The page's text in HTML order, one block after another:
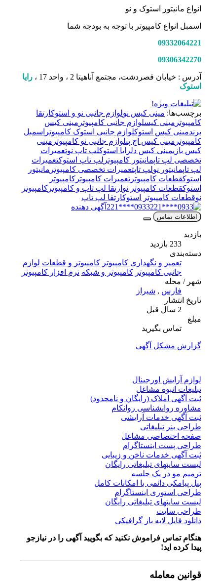
انواع مانیتور استوک و نو
اسمبل انواع کامپیوتر با توجه به بودجه شما
09332064221
09306342270
آدرس : خیابان قصردشت، مجتمع آناهیتا 2 ، واحد 17 ،
رایا
استوک
برچسب‌ها:مینی کیس نولوازم جانبی نو و استوک ارتقا
کامپیوترمینی کیس لوازم جانبی کامپیوترمینی کیس
مینی کیس استوک لوازم جانبی استوک کامپیوتراسمبل
کامپیوترمینی کیس اچ پی لوازم جانبی نو کامپیوترمینی
کیس بازیمینی کیس دلرایا استوک لپ تاپ نوتعمیرات
تخصصی لپ تاپمانیتور کامپیوترلپ تاپ استوک تعمیرات
لپ تاپمانیتور نولپ تاپتعمیرات تخصصی کامپیوترمانیتور
قطعات کامپیوترتعمیرات کامپیوترکامپیوتر
قطعات کامپیوتر نوارتقا لپ تاپ و کامپیوترکامپیوتر
قطعات کامپیوتر استوک
ارتقا لپ تاپ
0933****221
آگهی دهنده
اطلاعات تماس
دسته‌بندی
تعمیر و نگهداری کامپیوتر کامپیوتر و قطعات لوازم
جانبی کامپیوتر کامپیوتر و شبکه نرم افزار کامپیوتر
شهر / محله
فارس, شیراز
تاریخ انتشار
تماس بگیرید
گزارش مشکل آگهی
لوازم آرایش اورجینال
تبلیغات انبوه مشاغل
ثبت آگهی املاک (رایگان و نامحدود)
مشاوره روانشناسی روانکام
ثبت آگهی خدمات آرایشی
طراحی بنر تبلیغاتی
صفحه اختصاصی مشاغل
طراحی پست اینستاگرام
ثبت آگهی خدمات ناخن و زیبایی
لیست سایتهای تبلیغاتی رایگان
ترمیم مو در یک جلسه
پنل پیامکی دائمی با امکانات کامل
طراحی استوری اینستاگرام
لیست سایتهای تبلیغاتی رایگان
طراحی سایت
دانلود فایل لایه باز گرافیکی
هنگام تماس فراموش نکنید که بگویید آگهی را در نیازجو
پیدا کرده اید!
قوانین معامله